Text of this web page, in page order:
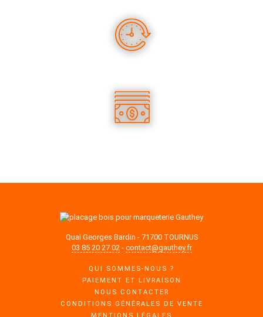
Quai Georges Bardin - 71700 TOURNUS
03 85 20 27 02- contact@gauthey.fr
QUI SOMMES-NOUS ?
PAIEMENT ET LIVRAISON
NOUS CONTACTER
CONDITIONS GÉNÉRALES DE VENTE